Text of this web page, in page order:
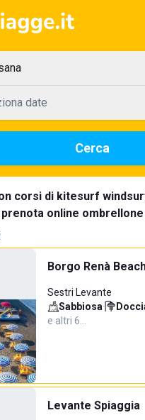
date
Cerca
corsi di kitesurf
prenota online
Borgo Renà
Sestri Levante
Sabbiosa·
e altri 6…
Levante Spiaggia